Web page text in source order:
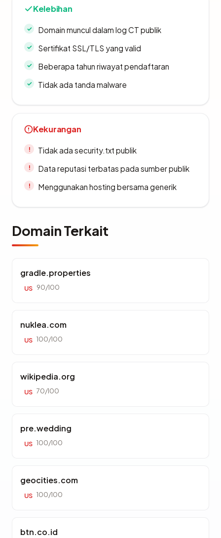
Kelebihan
Domain muncul dalam log CT publik
Sertifikat SSL/TLS yang valid
Beberapa tahun riwayat pendaftaran
Tidak ada tanda malware
Kekurangan
Tidak ada security.txt publik
Data reputasi terbatas pada sumber publik
Menggunakan hosting bersama generik
Domain Terkait
gradle.properties
US 90/100
nuklea.com
US 100/100
wikipedia.org
US 70/100
pre.wedding
US 100/100
geocities.com
US 100/100
btn.co.id